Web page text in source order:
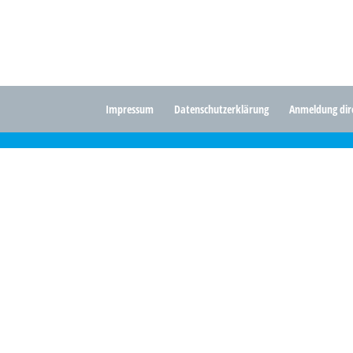
Impressum Datenschutzerklärung Anmeldung